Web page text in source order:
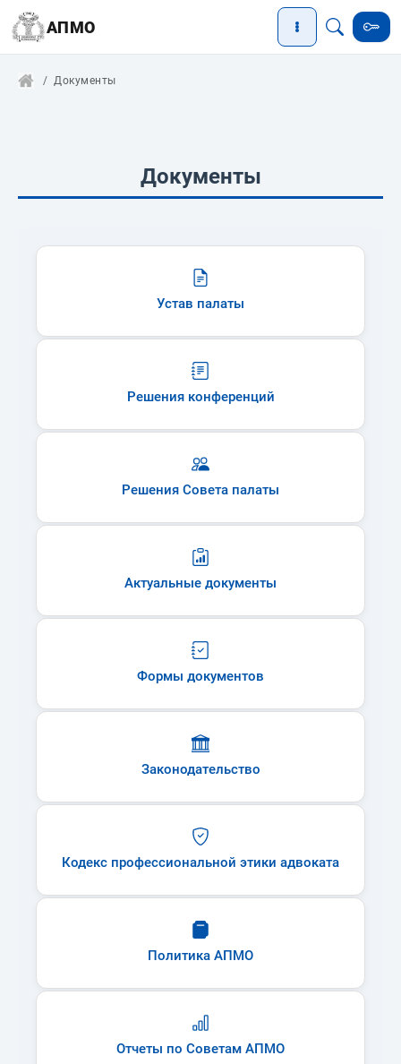
АПМО
Документы
Документы
Устав палаты
Решения конференций
Решения Совета палаты
Актуальные документы
Формы документов
Законодательство
Кодекс профессиональной этики адвоката
Политика АПМО
Отчеты по Советам АПМО